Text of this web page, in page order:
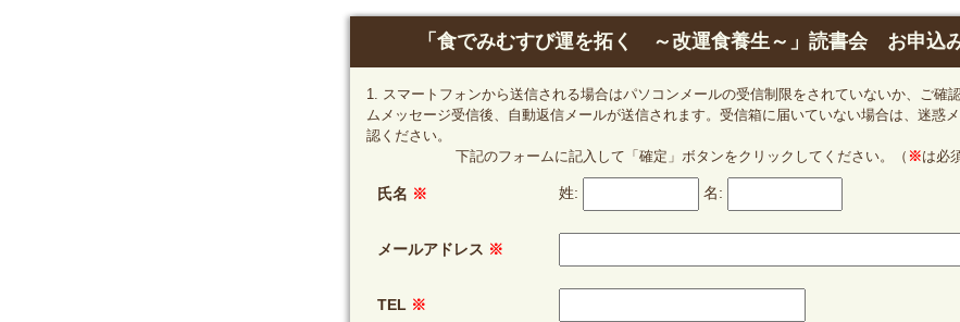
「食でみむすび運を拓く ～改運食養生～」読書会 お申込
1. スマートフォンから送信される場合はパソコンメールの受信制限をされていないか、ご確
ムメッセージ受信後、自動返信メールが送信されます。受信箱に届いていない場合は、迷惑
認ください。
下記のフォームに記入して「確定」ボタンをクリックしてください。（ ※は必
氏名 ※ 姓: 名:
メールアドレス ※
TEL ※